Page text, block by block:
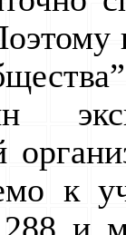
к